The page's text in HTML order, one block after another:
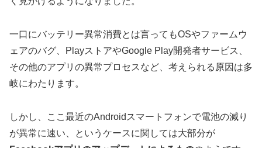
一口にバッテリー異常消費とは言ってもOSやファームウ
ェアのバグ、PlayストアやGoogle Play開発者サービス、
その他のアプリの異常プロセスなど、考えられる原因は多
岐にわたります。
しかし、ここ最近のAndroidスマートフォンで電池の減り
が異常に速い、というケースに関しては大部分が